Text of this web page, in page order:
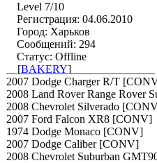
Level 7/10
Регистрация: 04.06.2010
Город: Харьков
Сообщений: 294
Статус: Offline
__[BAKERY]_______________
2007 Dodge Charger R/T
2008 Land Rover Range Rover
2008 Chevrolet Silverado
2007 Ford Falcon XR8 [CONV]
1974 Dodge Monaco [CONV]
2007 Dodge Caliber [CONV]
2008 Chevrolet Suburban